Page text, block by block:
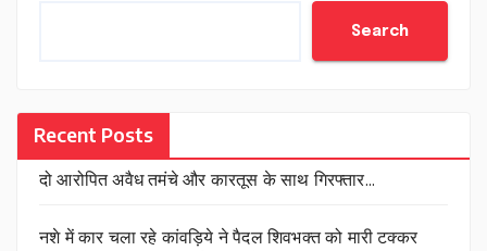
Search
Recent Posts
दो आरोपित अवैध तमंचे और कारतूस के साथ गिरफ्तार…
नशे में कार चला रहे कांवड़िये ने पैदल शिवभक्त को मारी टक्कर